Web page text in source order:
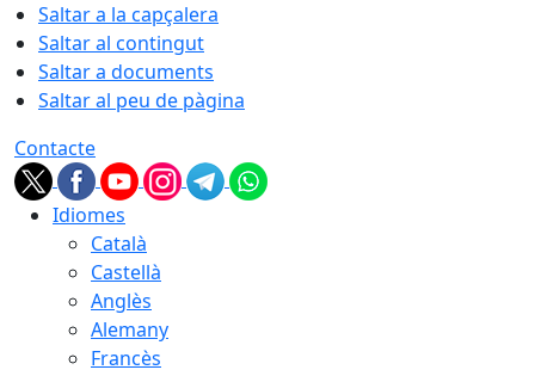
Saltar a la capçalera
Saltar al contingut
Saltar a documents
Saltar al peu de pàgina
Contacte
Idiomes
Català
Castellà
Anglès
Alemany
Francès